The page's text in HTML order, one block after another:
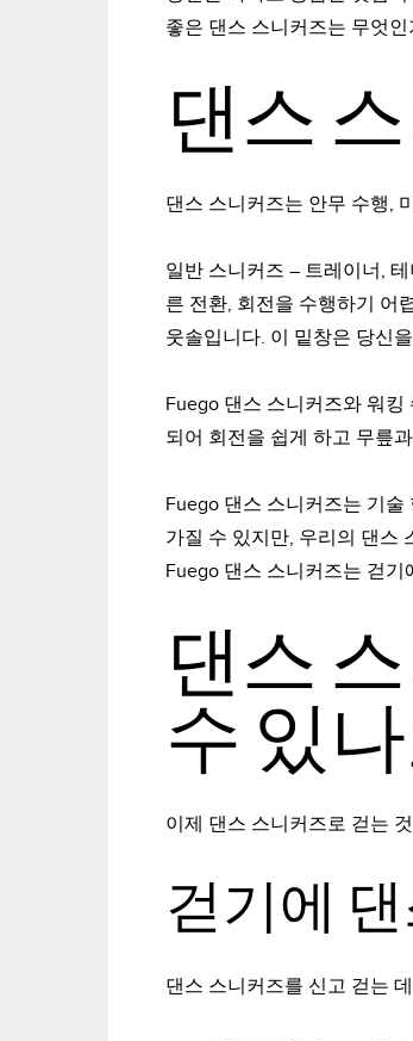
좋은 댄스 스니커즈는 무엇
댄스
댄스 스니커즈는 안무 수행,
일반 스니커즈 – 트레이너,
른 전환, 회전을 수행하기 어
웃솔입니다. 이 밑창은 당신
Fuego 댄스 스니커즈와 워
되어 회전을 쉽게 하고 무릎
Fuego 댄스 스니커즈는 기
가질 수 있지만, 우리의 댄스
Fuego 댄스 스니커즈는 걷기
댄스
수 있
이제 댄스 스니커즈로 걷는
걷기에
댄스 스니커즈를 신고 걷는